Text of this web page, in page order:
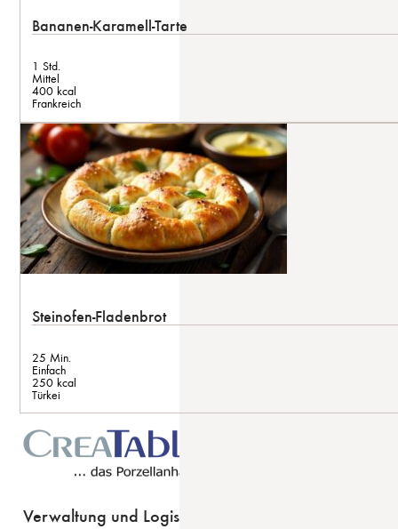
Bananen-Karamell-Tarte
1 Std.
Mittel
400 kcal
Frankreich
Steinofen-Fladenbrot
25 Min.
Einfach
250 kcal
Türkei
Verwaltung und Logistik